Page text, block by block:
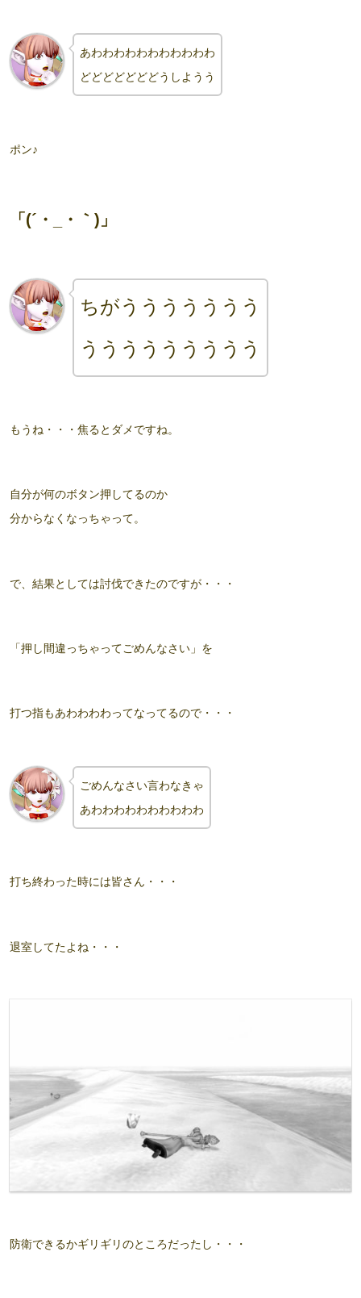
あわわわわわわわわわわわ
どどどどどどどうしようう
ポン♪
「(´・_・｀)」
ちがううううううう
ううううううううう
もうね・・・焦るとダメですね。
自分が何のボタン押してるのか
分からなくなっちゃって。
で、結果としては討伐できたのですが・・・
「押し間違っちゃってごめんなさい」を
打つ指もあわわわわってなってるので・・・
ごめんなさい言わなきゃ
あわわわわわわわわわわ
打ち終わった時には皆さん・・・
退室 してたよね・・・
防衛できるかギリギリのところだったし・・・